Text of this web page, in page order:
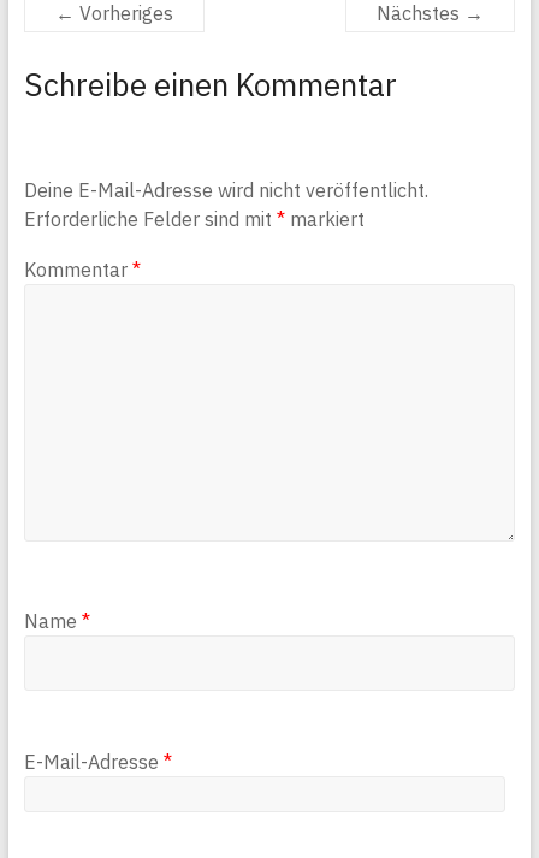
← Vorheriges Nächstes →
Schreibe einen Kommentar
Deine E-Mail-Adresse wird nicht veröffentlicht.
Erforderliche Felder sind mit *markiert
Kommentar *
Name *
E-Mail-Adresse *